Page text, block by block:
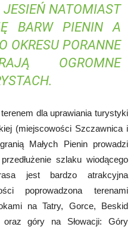
JESIEŃ NATOMIAST
BARW PIENIN A
OKRESU PORANNE
OGROMNE
dla uprawiania turystyki
(miejscowości Szczawnica i
Małych Pienin prowadzi
szlaku wiodącego
jest bardzo atrakcyjna
poprowadzona terenami
na Tatry, Gorce, Beskid
góry na Słowacji: Góry